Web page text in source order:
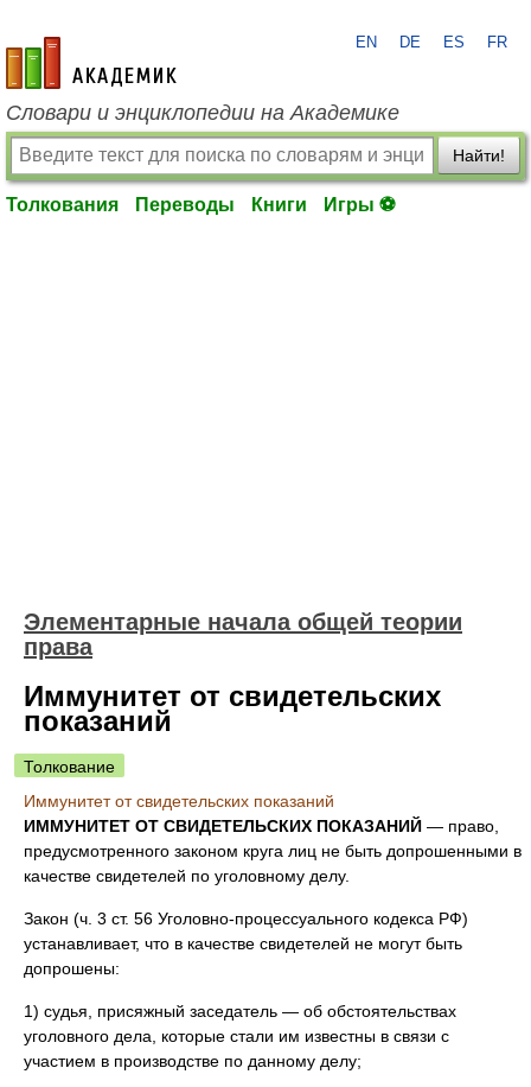
academic.ru
EN DE ES FR
Словари и энциклопедии на Академике
Найти!
Толкования Переводы Книги Игры ⚽
Элементарные начала общей теории
права
Иммунитет от свидетельских
показаний
Толкование
Иммунитет от свидетельских показаний
ИММУНИТЕТ ОТ СВИДЕТЕЛЬСКИХ ПОКАЗАНИЙ — право,
предусмотренного законом круга лиц не быть допрошенными в
качестве свидетелей по уголовному делу.
Закон (ч. 3 ст. 56 Уголовно-процессуального кодекса РФ)
устанавливает, что в качестве свидетелей не могут быть
допрошены:
1) судья, присяжный заседатель — об обстоятельствах
уголовного дела, которые стали им известны в связи с
участием в производстве по данному делу;